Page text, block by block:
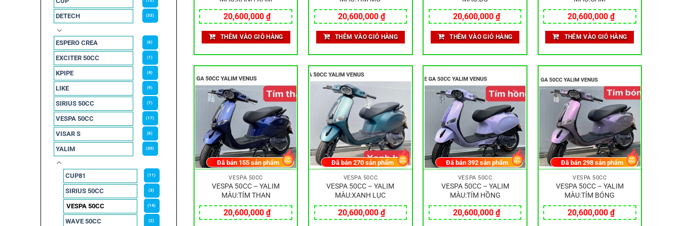
DETECH (33)
ESPERO CREA (6)
EXCITER 50CC (1)
KPIPE (4)
LIKE (9)
SIRIUS 50CC (7)
VESPA 50CC (17)
VISAR S (6)
YALIM (30)
CUP81 (11)
SIRIUS 50CC (3)
VESPA 50CC (14)
WAVE 50CC (2)
20,600,000₫
THÊM VÀO GIỎ HÀNG
20,600,000₫
THÊM VÀO GIỎ HÀNG
20,600,000 ₫
THÊM VÀO GIỎ HÀNG
20,600,000 ₫
THÊM VÀO GIỎ HÀNG
VESPA 50CC
VESPA 50CC – YALIM
MÀU:TÍM THAN
20,600,000₫
Đã bán 155sản phẩm
VESPA 50CC
VESPA 50CC – YALIM
MÀU:XANH LỤC
20,600,000₫
Đã bán270 sản phẩm
VESPA 50CC
VESPA 50CC – YALIM
MÀU:TÍM HỒNG
20,600,000 ₫
Đã bán392 sản phẩm
VESPA 50CC
VESPA 50CC – YALIM
MÀU:TÍM BÓNG
20,600,000 ₫
Đã bán 298sản phẩm